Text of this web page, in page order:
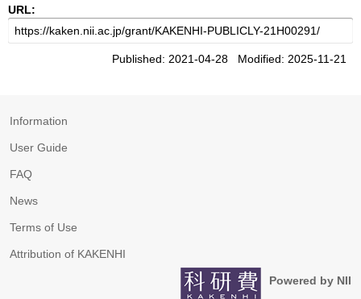
URL:
Published: 2021-04-28 Modified: 2025-11-21
Information
User Guide
FAQ
News
Terms of Use
Attribution of KAKENHI
Powered by NII